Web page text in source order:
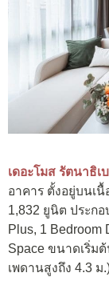
เดอะโมส รัตนาธิเ
อาคาร ตั้งอยู่บนเ
1,832 ยูนิต ประก
Plus, 1 Bedroom
Space ขนาดเริ่ม
เพดานสูงถึง 4.3